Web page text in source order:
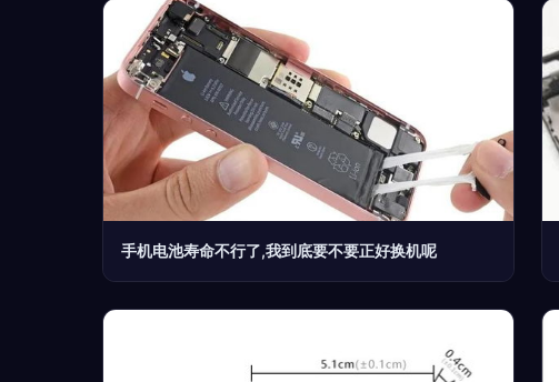
手机电池寿命不行了,我到底要不要正好换机呢